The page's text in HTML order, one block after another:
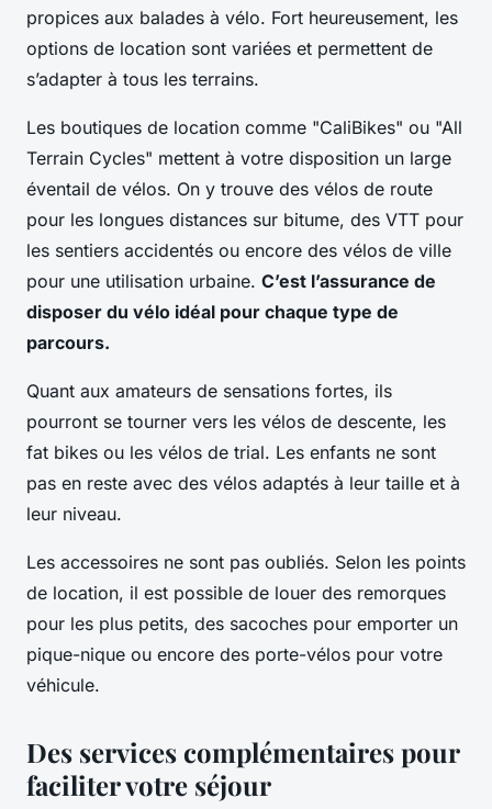
propices aux balades à vélo. Fort heureusement, les
options de location sont variées et permettent de
s’adapter à tous les terrains.
Les boutiques de location comme "CaliBikes" ou "All
Terrain Cycles" mettent à votre disposition un large
éventail de vélos. On y trouve des vélos de route
pour les longues distances sur bitume, des VTT pour
les sentiers accidentés ou encore des vélos de ville
pour une utilisation urbaine. C’est l’assurance de
disposer du vélo idéal pour chaque type de
parcours.
Quant aux amateurs de sensations fortes, ils
pourront se tourner vers les vélos de descente, les
fat bikes ou les vélos de trial. Les enfants ne sont
pas en reste avec des vélos adaptés à leur taille et à
leur niveau.
Les accessoires ne sont pas oubliés. Selon les points
de location, il est possible de louer des remorques
pour les plus petits, des sacoches pour emporter un
pique-nique ou encore des porte-vélos pour votre
véhicule.
Des services complémentaires pour
faciliter votre séjour